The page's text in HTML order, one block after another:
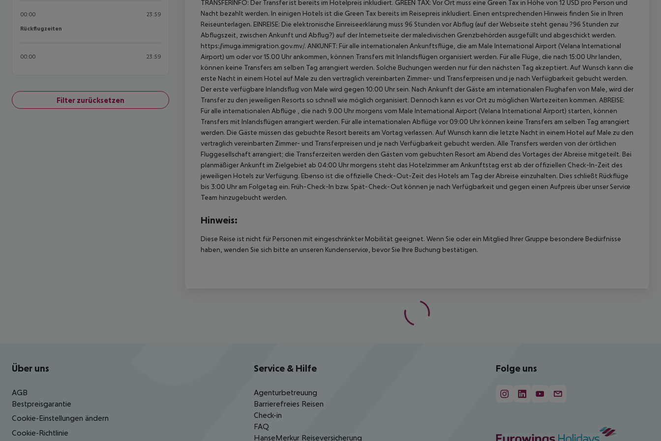
00:00 23:59
Rückflugzeiten
Rückflugzeiten
00:00 23:59
Filter zurücksetzen
TRANSFERINFO: Der Transfer ist bereits im Hotelpreis inkludiert. GREEN TAX: Vor Ort muss eine Green Tax in Höhe von 12 USD pro Person und
Nacht bezahlt werden. In einigen Hotels ist die Green Tax bereits im Reisepreis inkludiert. Einen entsprechenden Hinweis finden Sie in Ihren
Reiseunterlagen. EINREISE: Die elektronische Einreiseerklärung muss 96 Stunden vor Abflug (auf der Webseite steht genau ?96 Stunden zur
Abflugszeit, zwischen Ankunft und Abflug?) auf der Internetseite der maledivischen Grenzbehörden ausgefüllt und abgeschickt werden.
https://imuga.immigration.gov.mv/. ANKUNFT: Für alle internationalen Ankunftsflüge, die am Male International Airport (Velana International
Airport) um oder vor 15.00 Uhr ankommen, können Transfers mit Inlandsflügen organisiert werden. Für alle Flüge, die nach 15:00 Uhr landen,
können keine Transfers am selben Tag arrangiert werden. Solche Buchungen werden nur für den nächsten Tag akzeptiert. Auf Wunsch kann die
erste Nacht in einem Hotel auf Male zu den vertraglich vereinbarten Zimmer- und Transferpreisen und je nach Verfügbarkeit gebucht werden.
Der erste verfügbare Inlandsflug von Male wird gegen 10:00 Uhr sein. Nach Ankunft der Gäste am internationalen Flughafen von Male, wird der
Transfer zu den jeweiligen Resorts so schnell wie möglich organisiert. Dennoch kann es vor Ort zu möglichen Wartezeiten kommen. ABREISE:
Für alle internationalen Abflüge , die nach 9.00 Uhr morgens vom Male International Airport (Velana International Airport) starten, können
Transfers mit Inlandsflügen arrangiert werden. Für alle internationalen Abflüge vor 09:00 Uhr können keine Transfers am selben Tag arrangiert
werden. Die Gäste müssen das gebuchte Resort bereits am Vortag verlassen. Auf Wunsch kann die letzte Nacht in einem Hotel auf Male zu den
vertraglich vereinbarten Zimmer- und Transferpreisen und je nach Verfügbarkeit gebucht werden. Alle Transfers werden von der örtlichen
Fluggesellschaft arrangiert; die Transferzeiten werden den Gästen vom gebuchten Resort am Abend des Vortages der Abreise mitgeteilt. Bei
planmäßiger Ankunft im Zielgebiet ab 04:00 Uhr morgens steht das Hotelzimmer am Ankunftstag erst ab der offiziellen Check-In-Zeit des
jeweiligen Hotels zur Verfügung. Ebenso ist die offizielle Check-Out-Zeit des Hotels am Tag der Abreise einzuhalten. Dies schließt Rückflüge
bis 3:00 Uhr am Folgetag ein. Früh-Check-In bzw. Spät-Check-Out können je nach Verfügbarkeit und gegen einen Aufpreis über unser Service
Team hinzugebucht werden.
Hinweis:
Diese Reise ist nicht für Personen mit eingeschränkter Mobilität geeignet. Wenn Sie oder ein Mitglied Ihrer Gruppe besondere Bedürfnisse
haben, wenden Sie sich bitte an unseren Kundenservice, bevor Sie Ihre Buchung bestätigen.
Footer navigation
Über uns
AGB
Bestpreisgarantie
Cookie-Einstellungen ändern
Cookie-Richtlinie
Service & Hilfe
Agenturbetreuung
Barrierefreies Reisen
Check-in
FAQ
HanseMerkur Reiseversicherung
Folge uns